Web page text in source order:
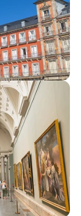
ki
kronanj.
mesta,
kjer